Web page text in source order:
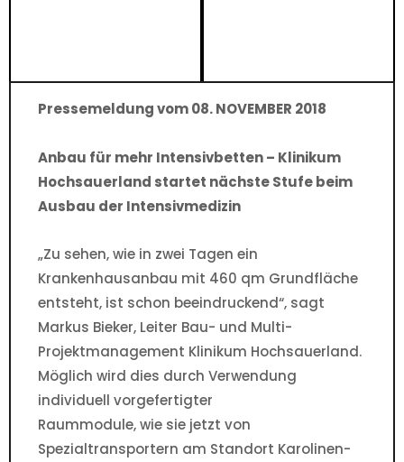
Pressemeldung vom 08. NOVEMBER 2018
Anbau für mehr Intensivbetten – Klinikum
Hochsauerland startet nächste Stufe beim
Ausbau der Intensivmedizin
„Zu sehen, wie in zwei Tagen ein
Krankenhausanbau mit 460 qm Grundfläche
entsteht, ist schon beeindruckend“, sagt
Markus Bieker, Leiter Bau- und Multi-
Projektmanagement Klinikum Hochsauerland.
Möglich wird dies durch Verwendung
individuell vorgefertigter
Raummodule, wie sie jetzt von
Spezialtransportern am Standort Karolinen-